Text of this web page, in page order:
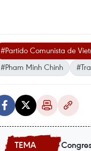
#Partido Comunista de
#Pham Minh Chinh